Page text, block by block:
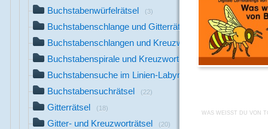
Buchstabenwürfelrätsel (3)
Buchstabenschlange und Gitterrätsel
Buchstabenschlangen und Kreuzworträtsel (7)
Buchstabenspirale und Kreuzworträtsel (4)
Buchstabensuche im Linien-Labyrinth
Buchstabensuchrätsel (22)
Gitterrätsel (18)
Gitter- und Kreuzworträtsel (20)
WAS WEISST DU VON